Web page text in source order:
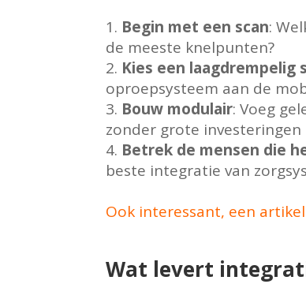
Begin met een scan:
de meeste knelpunten?
Kies een laagdrempelig
oproepsysteem aan de
Bouw modulair: Voeg
zonder grote investeringen
Betrek de mensen die
beste integratie van
Ook interessant, een
Wat levert